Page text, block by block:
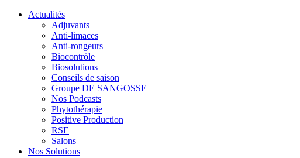
Actualités
Adjuvants
Anti-limaces
Anti-rongeurs
Biocontrôle
Biosolutions
Conseils de saison
Groupe DE SANGOSSE
Nos Podcasts
Phytothérapie
Positive Production
RSE
Salons
Nos Solutions